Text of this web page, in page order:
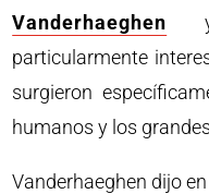
Vanderhaeghen y
particularmente
surgieron
humanos y los
Vanderhaeghen dijo